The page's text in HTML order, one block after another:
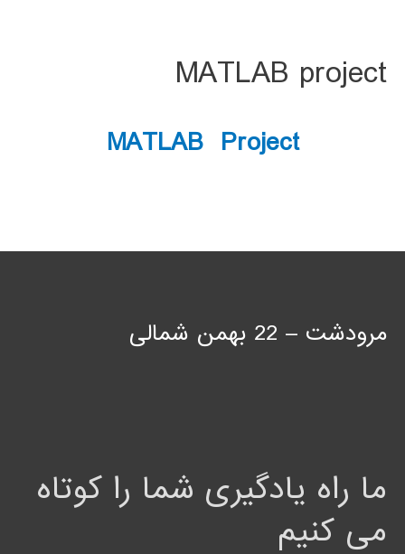
MATLAB project
MATLAB Project
مرودشت – 22 بهمن شمالی
ما راه یادگیری شما را کوتاه
می کنیم